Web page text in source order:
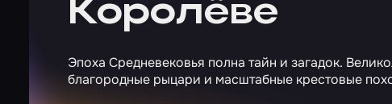
Королёве
Эпоха Средневековья полна тайн и загадок.
благородные рыцари и масштабные крестовые